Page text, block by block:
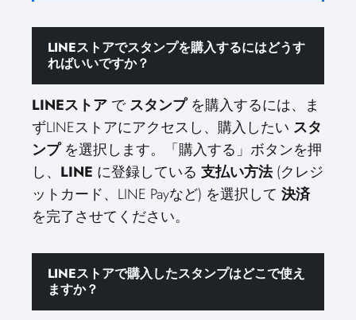
LINEストアでスタンプを購入するにはどうす
ればいいですか？
LINEストア でスタンプを購入するには、ま
ずLINEストアにアクセスし、購入したい スタ
ンプを選択します。「購入する」ボタンを押
し、 LINE に登録している 支払い方法(クレジ
ットカード、LINE Payなど) を選択して 決済
を完了させてください。
LINEストアで購入したスタンプはどこで使え
ますか？